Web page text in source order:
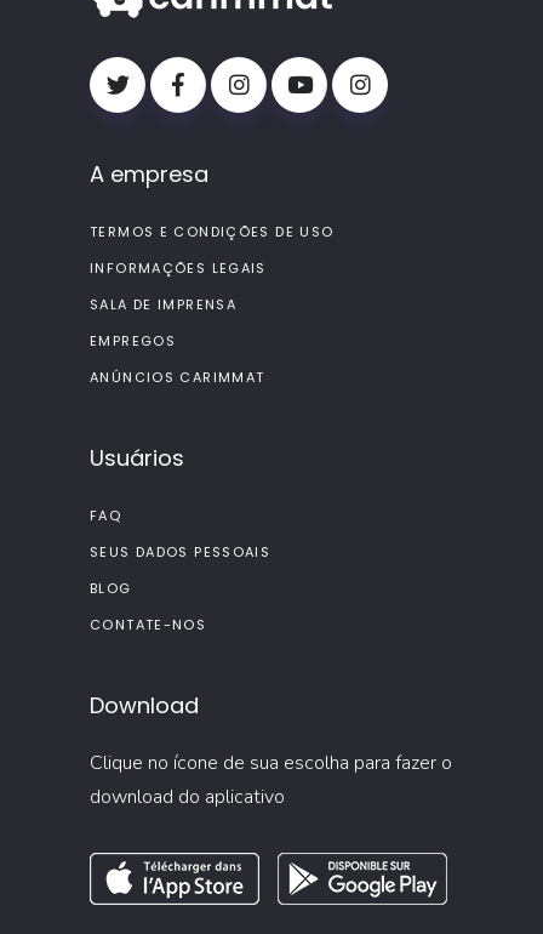
A empresa
TERMOS E CONDIÇÕES DE USO
INFORMAÇÕES LEGAIS
SALA DE IMPRENSA
EMPREGOS
ANÚNCIOS CARIMMAT
Usuários
FAQ
SEUS DADOS PESSOAIS
BLOG
CONTATE-NOS
Download
Clique no ícone de sua escolha para fazer o
download do aplicativo